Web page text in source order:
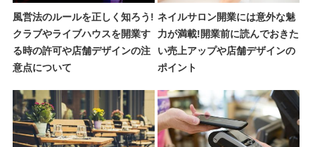
風営法のルールを正しく知ろう!
クラブやライブハウスを開業す
る時の許可や店舗デザインの注
意点について
ネイルサロン開業には意外な魅
力が満載!開業前に読んでおきた
い売上アップや店舗デザインの
ポイント